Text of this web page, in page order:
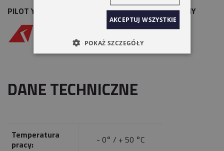
PILOT YOODA CORVETO 30-KANAŁOWY PRZENOŚNY
DANE TECHNICZNE
Temperatura
pracy:
- 0° / + 50 °C
AKCEPTUJ WSZYSTKIE
POKAŻ SZCZEGÓŁY